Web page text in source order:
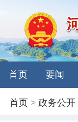
首页 要闻
首页 >政务公开